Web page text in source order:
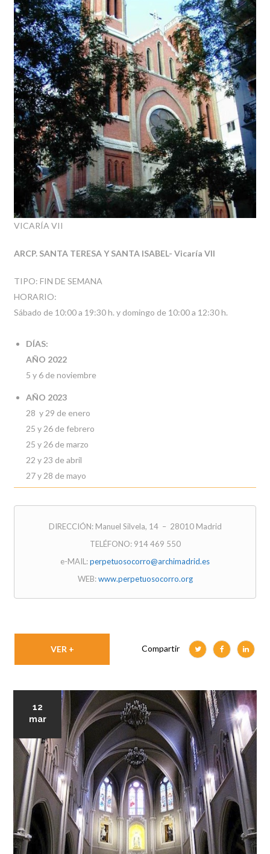
VICARÍA VII
ARCP. SANTA TERESA Y SANTA ISABEL- Vicaría VII
TIPO: FIN DE SEMANA
HORARIO:
Sábado de 10:00 a 19:30 h. y domingo de 10:00 a 12:30 h.
DÍAS:
AÑO 2022
5 y 6 de noviembre
AÑO 2023
28 y 29 de enero
25 y 26 de febrero
25 y 26 de marzo
22 y 23 de abril
27 y 28 de mayo
DIRECCIÓN: Manuel Silvela, 14 – 28010 Madrid
TELÉFONO: 914 469 550
e-MAIL:perpetuosocorro@archimadrid.es
WEB:www.perpetuosocorro.org
VER + Compartir
12
mar